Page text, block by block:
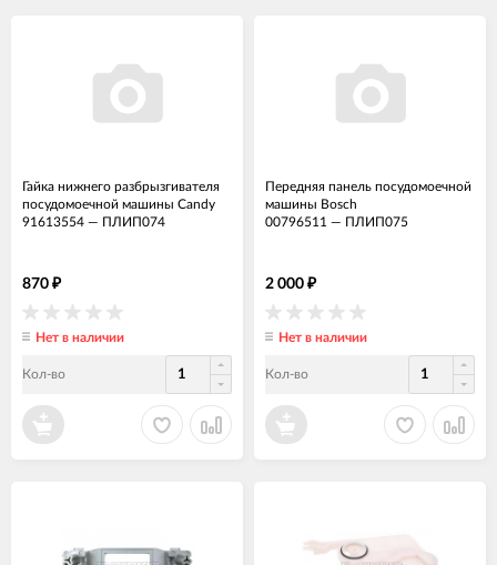
Гайка нижнего разбрызгивателя
посудомоечной машины Candy
91613554 — ПЛИП074
870 ₽
Нет в наличии
Кол-во
Передняя панель посудомоечной
машины Bosch
00796511 — ПЛИП075
2 000 ₽
Нет в наличии
Кол-во